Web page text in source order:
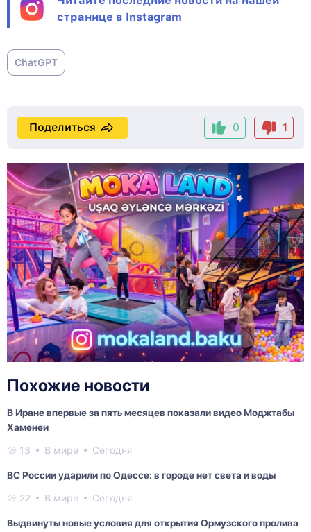
странице в Instagram
ChatGPT
0 1
Поделиться
Похожие новости
В Иране впервые за пять месяцев показали видео Моджтабы
Хаменеи
13 В мире Сегодня
ВС России ударили по Одессе: в городе нет света и воды
22 В мире Сегодня
Выдвинуты новые условия для открытия Ормузского пролива